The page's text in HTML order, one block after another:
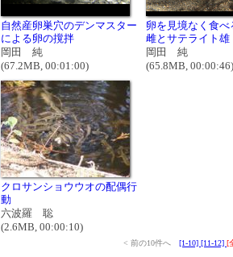
自然産卵巣穴のデンマスター
による卵の撹拌
岡田 純
(67.2MB, 00:01:00)
卵を見境なく食べ
雌とサテライト雄
岡田 純
(65.8MB, 00:00:46)
クロサンショウウオの配偶行
動
六波羅 聡
(2.6MB, 00:00:10)
< 前の10件へ [1-10] [11-12] [